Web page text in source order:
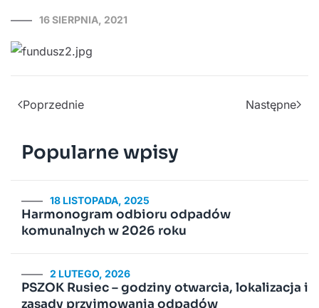
16 SIERPNIA, 2021
Poprzednie Następne
Popularne wpisy
18 LISTOPADA, 2025
Harmonogram odbioru odpadów
komunalnych w 2026 roku
2 LUTEGO, 2026
PSZOK Rusiec – godziny otwarcia, lokalizacja i
zasady przyjmowania odpadów